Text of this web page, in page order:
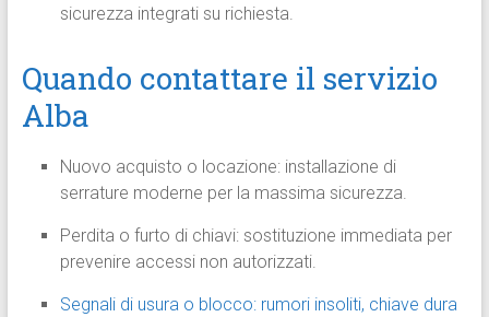
sicurezza integrati su richiesta.
Quando contattare il servizio
Alba
Nuovo acquisto o locazione: installazione di
serrature moderne per la massima sicurezza.
Perdita o furto di chiavi: sostituzione immediata per
prevenire accessi non autorizzati.
Segnali di usura o blocco: rumori insoliti, chiave dura